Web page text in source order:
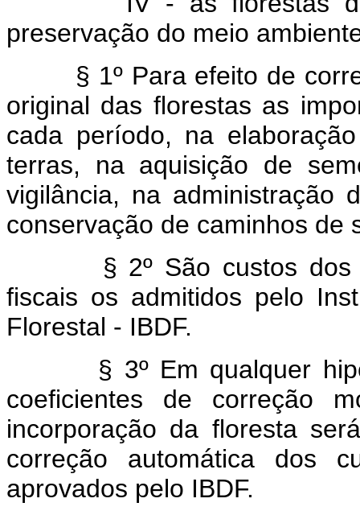
preservação do meio
§ 1º Para efeito de
original das florestas as
cada período, na
terras, na aquisição de
vigilância, na
conservação de caminhos de
§ 2º São custos dos
fiscais os admitidos pelo
Florestal - IBDF.
§ 3º Em qualquer
coeficientes de correção
incorporação da floresta
correção automática dos
aprovados pelo IBDF.